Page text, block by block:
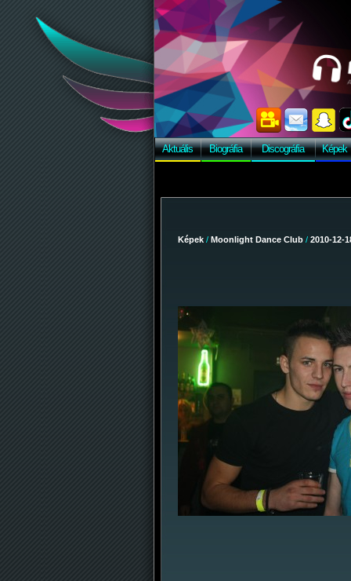
Aktuális Biográfia Discográfia Képek
Képek / Moonlight Dance Club / 2010-12-